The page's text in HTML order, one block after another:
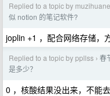
Replied to a topic by
似 notion 的笔记软件?
joplin +1 ，配合网络存储，
Replied to a topic by ppllss › 春
是多少？
0 ，核酸结果没出来，不能